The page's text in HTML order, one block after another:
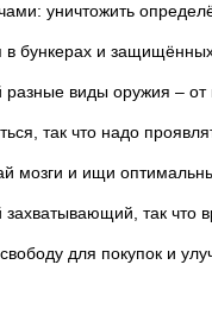
уничтожить
в бункерах и
разные виды оружия –
так что надо
мозги и ищи
так что
для покупок и